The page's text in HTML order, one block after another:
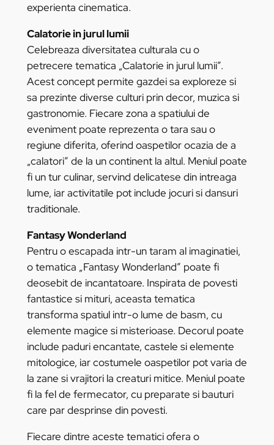
experienta cinematica.
Calatorie in jurul lumii
Celebreaza diversitatea culturala cu o
petrecere tematica „Calatorie in jurul lumii”.
Acest concept permite gazdei sa exploreze si
sa prezinte diverse culturi prin decor, muzica si
gastronomie. Fiecare zona a spatiului de
eveniment poate reprezenta o tara sau o
regiune diferita, oferind oaspetilor ocazia de a
„calatori” de la un continent la altul. Meniul poate
fi un tur culinar, servind delicatese din intreaga
lume, iar activitatile pot include jocuri si dansuri
traditionale.
Fantasy Wonderland
Pentru o escapada intr-un taram al imaginatiei,
o tematica „Fantasy Wonderland” poate fi
deosebit de incantatoare. Inspirata de povesti
fantastice si mituri, aceasta tematica
transforma spatiul intr-o lume de basm, cu
elemente magice si misterioase. Decorul poate
include paduri encantate, castele si elemente
mitologice, iar costumele oaspetilor pot varia de
la zane si vrajitori la creaturi mitice. Meniul poate
fi la fel de fermecator, cu preparate si bauturi
care par desprinse din povesti.
Fiecare dintre aceste tematici ofera o